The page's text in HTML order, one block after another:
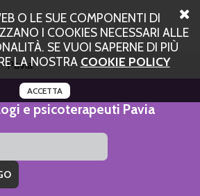
O LE SUE COMPONENTI DI
I COOKIES NECESSARI ALLE
SE VUOI SAPERNE DI PIÙ
LA NOSTRA COOKIE POLICY
ACCETTA
Pavia
e psicoterapeuti Pavia